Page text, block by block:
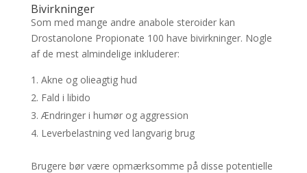
Bivirkninger
Som med mange andre anabole steroider kan
Drostanolone Propionate 100 have bivirkninger. Nogle
af de mest almindelige inkluderer:
Akne og olieagtig hud
Fald i libido
Ændringer i humør og aggression
Leverbelastning ved langvarig brug
Brugere bør være opmærksomme på disse potentielle